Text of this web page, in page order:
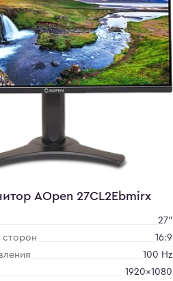
AOpen 27CL2Ebmirx
27"
16:9
100 Hz
1920×1080